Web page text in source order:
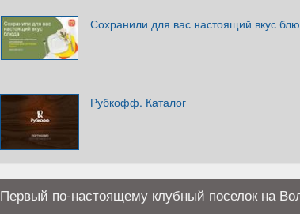
Сохранили для вас настоящий вкус
Рубкофф. Каталог
Первый по-настоящему клубный поселок на